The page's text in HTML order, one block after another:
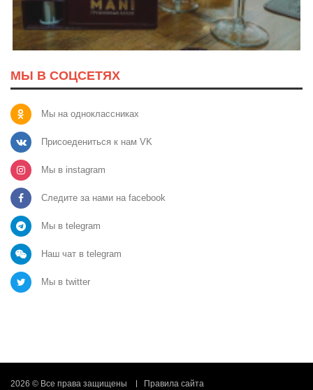
МЫ В СОЦСЕТЯХ
Мы на одноклассниках
Присоедениться к нам VK
Мы в instagram
Следите за нами на facebook
Мы в telegram
Наш чат в telegram
Мы в twitter
2026 © Все права защищены Правила сайта